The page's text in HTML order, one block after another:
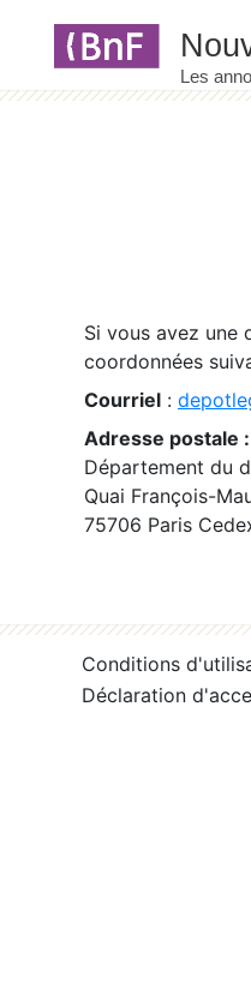
Si vous avez une
coordonnées
Courriel :
Adresse postale :
Département du
Quai François-
75706 Paris
Conditions
Déclaration